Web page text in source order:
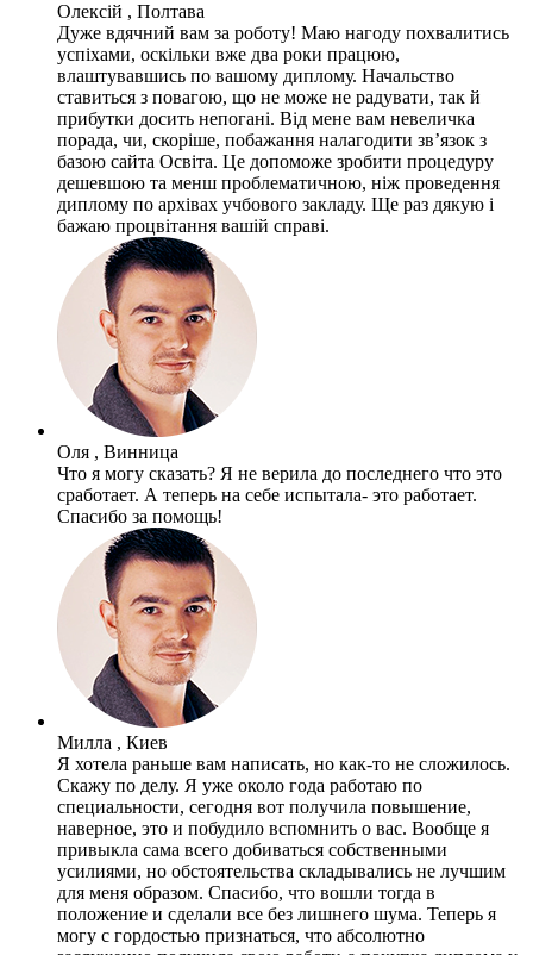
Олексій , Полтава
Дуже вдячний вам за роботу! Маю нагоду похвалитись
успіхами, оскільки вже два роки працюю,
влаштувавшись по вашому диплому. Начальство
ставиться з повагою, що не може не радувати, так й
прибутки досить непогані. Від мене вам невеличка
порада, чи, скоріше, побажання налагодити зв’язок з
базою сайта Освіта. Це допоможе зробити процедуру
дешевшою та менш проблематичною, ніж проведення
диплому по архівах учбового закладу. Ще раз дякую і
бажаю процвітання вашій справі.
Оля , Винница
Что я могу сказать? Я не верила до последнего что это
сработает. А теперь на себе испытала- это работает.
Спасибо за помощь!
Милла , Киев
Я хотела раньше вам написать, но как-то не сложилось.
Скажу по делу. Я уже около года работаю по
специальности, сегодня вот получила повышение,
наверное, это и побудило вспомнить о вас. Вообще я
привыкла сама всего добиваться собственными
усилиями, но обстоятельства складывались не лучшим
для меня образом. Спасибо, что вошли тогда в
положение и сделали все без лишнего шума. Теперь я
могу с гордостью признаться, что абсолютно